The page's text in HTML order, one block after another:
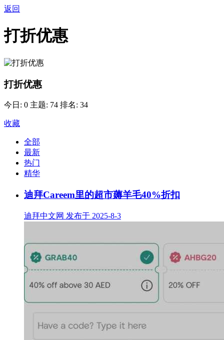
返回
打折优惠
打折优惠
今日: 0 主题: 74 排名: 34
收藏
全部
最新
热门
精华
迪拜Careem里的超市薅羊毛40%折扣
迪拜中文网 发布于 2025-8-3